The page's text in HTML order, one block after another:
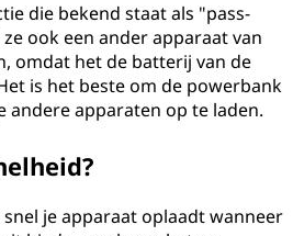
die bekend staat als "pass-
ook een ander apparaat van
omdat het de batterij van de
is het beste om de powerbank
andere apparaten op te laden.
je apparaat oplaadt wanneer